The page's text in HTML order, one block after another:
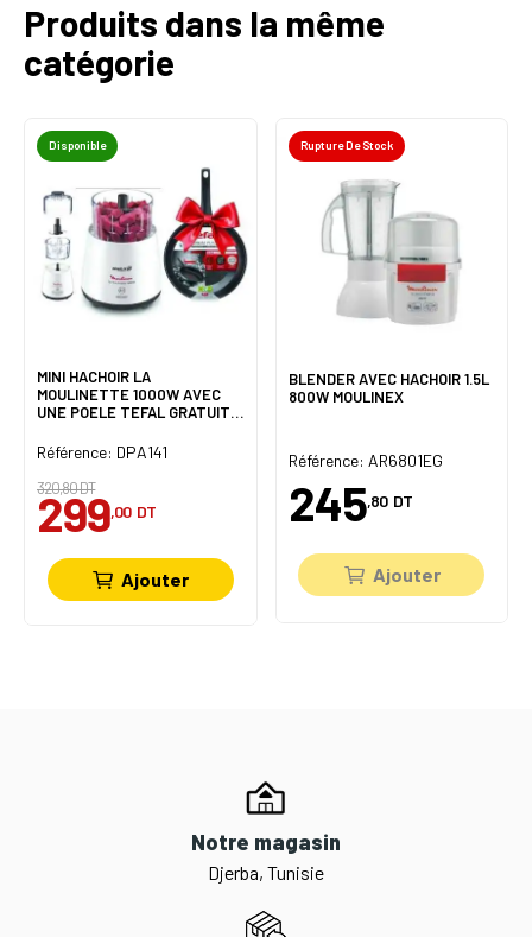
Produits dans la même
catégorie
Disponible
MINI HACHOIR LA
MOULINETTE 1000W AVEC
UNE POELE TEFAL GRATUITE
Référence: DPA141
320,80 DT
299,00 DT
Ajouter
Rupture De Stock
BLENDER AVEC HACHOIR 1.5L
800W MOULINEX
Référence: AR6801EG
245,80 DT
Ajouter
Notre magasin
Djerba, Tunisie